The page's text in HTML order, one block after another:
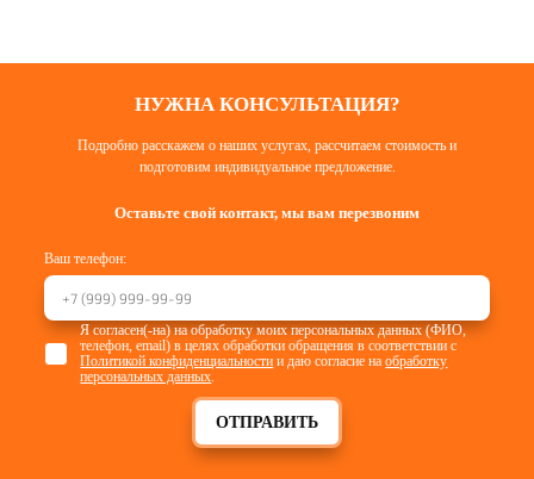
НУЖНА КОНСУЛЬТАЦИЯ?
Подробно расскажем о наших услугах, рассчитаем стоимость и
подготовим индивидуальное предложение.
Оставьте свой контакт, мы вам перезвоним
Ваш телефон:
ОТПРАВИТЬ
Я согласен(-на) на обработку моих персональных данных (ФИО,
телефон, email) в целях обработки обращения в соответствии с
Политикой конфиденциальности и даю согласие наобработку
персональных данных